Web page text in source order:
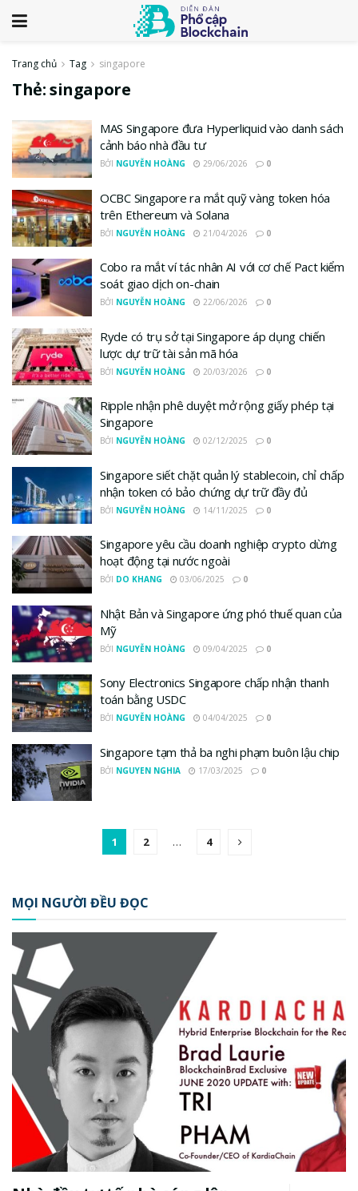
Trang chủ Tag singapore
Thẻ:singapore
MAS Singapore đưa Hyperliquid vào danh sách
cảnh báo nhà đầu tư
BỞI NGUYỄN HOÀNG 29/06/2026 0
OCBC Singapore ra mắt quỹ vàng token hóa
trên Ethereum và Solana
BỞI NGUYỄN HOÀNG 21/04/2026 0
Cobo ra mắt ví tác nhân AI với cơ chế Pact kiểm
soát giao dịch on-chain
BỞI NGUYỄN HOÀNG 22/06/2026 0
Ryde có trụ sở tại Singapore áp dụng chiến
lược dự trữ tài sản mã hóa
BỞI NGUYỄN HOÀNG 20/03/2026 0
Ripple nhận phê duyệt mở rộng giấy phép tại
Singapore
BỞI NGUYỄN HOÀNG 02/12/2025 0
Singapore siết chặt quản lý stablecoin, chỉ chấp
nhận token có bảo chứng dự trữ đầy đủ
BỞI NGUYỄN HOÀNG 14/11/2025 0
Singapore yêu cầu doanh nghiệp crypto dừng
hoạt động tại nước ngoài
BỞI DO KHANG 03/06/2025 0
Nhật Bản và Singapore ứng phó thuế quan của
Mỹ
BỞI NGUYỄN HOÀNG 09/04/2025 0
Sony Electronics Singapore chấp nhận thanh
toán bằng USDC
BỞI NGUYỄN HOÀNG 04/04/2025 0
Singapore tạm thả ba nghi phạm buôn lậu chip
BỞI NGUYEN NGHIA 17/03/2025 0
1 2 … 4
MỌI NGƯỜI ĐỀU ĐỌC